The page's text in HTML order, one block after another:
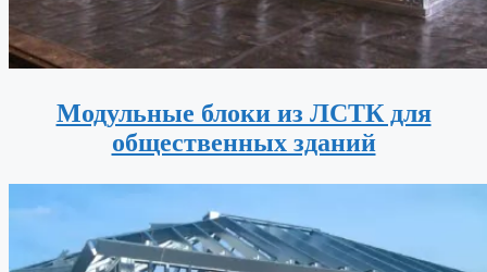
Модульные блоки из ЛСТК для
общественных зданий